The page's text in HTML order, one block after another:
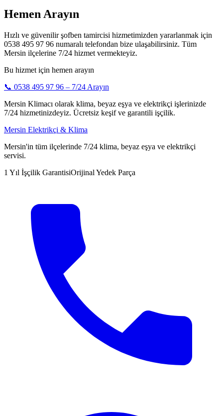
Hemen Arayın
Hızlı ve güvenilir şofben tamircisi hizmetimizden yararlanmak için
0538 495 97 96 numaralı telefondan bize ulaşabilirsiniz. Tüm
Mersin ilçelerine 7/24 hizmet vermekteyiz.
Bu hizmet için hemen arayın
📞 0538 495 97 96 – 7/24 Arayın
Mersin Klimacı olarak klima, beyaz eşya ve elektrikçi işlerinizde
7/24 hizmetinizdeyiz. Ücretsiz keşif ve garantili işçilik.
Mersin Elektrikçi & Klima
Mersin'in tüm ilçelerinde 7/24 klima, beyaz eşya ve elektrikçi
servisi.
1 Yıl İşçilik GarantisiOrijinal Yedek Parça